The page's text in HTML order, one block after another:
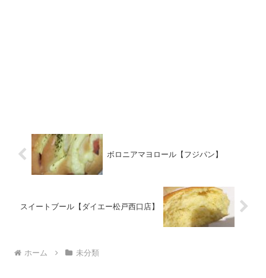
ボロニアマヨロール【フジパン】
スイートブール【ダイエー松戸西口店】
ホーム 未分類